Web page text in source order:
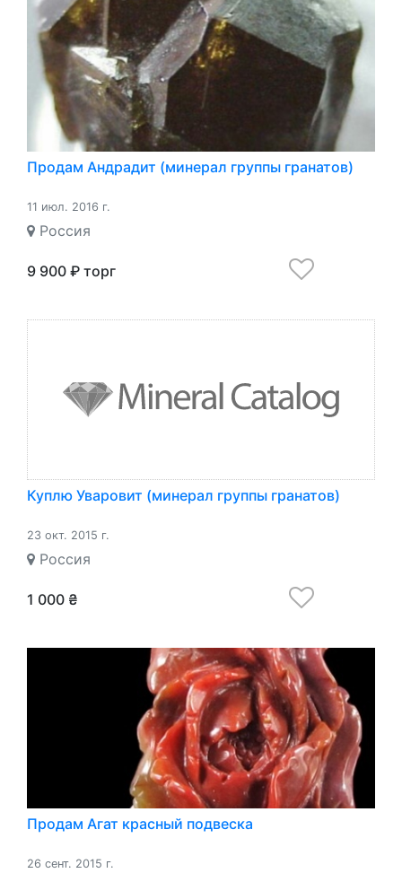
Продам Андрадит (минерал группы гранатов)
11 июл. 2016 г.
Россия
9 900 ₽ торг
Куплю Уваровит (минерал группы гранатов)
23 окт. 2015 г.
Россия
1 000 ₴
Продам Агат красный подвеска
26 сент. 2015 г.